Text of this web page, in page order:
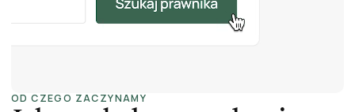
OD CZEGO ZACZYNAMY